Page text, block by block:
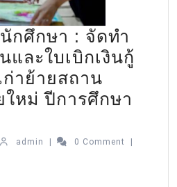
กศึกษา : จัดทำ
ละใบเบิกเงินกู้
าย้ายสถาน
ใหม่ ปีการศึกษา
admin 0 Comment